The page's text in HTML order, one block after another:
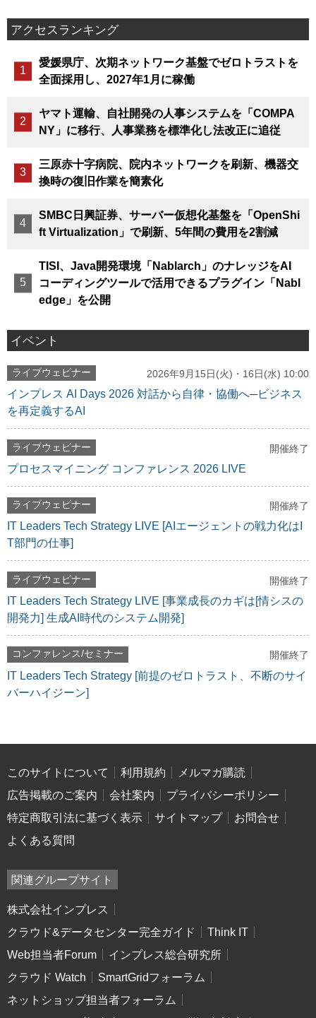
アクセスランキング
愛媛県庁、次期ネットワーク基盤でゼロトラストを
全面採用し、2027年1月に稼働
ヤマト運輸、自社開発の人事システムを「COMPA
NY」に移行、人事業務を標準化し法改正に追従
三原赤十字病院、院内ネットワークを刷新、機器交
換時の復旧作業を簡素化
SMBC日興証券、サーバー仮想化基盤を「OpenShi
ft Virtualization」で刷新、5年間の費用を2割減
TISI、Java開発環境「Nablarch」のナレッジをAI
コーディングツールで活用できるプラグイン「Nabl
edge」を公開
イベント
ライブウェビナー 2026年9月15日(火)・16日(水) 10:00
インプレス AI Days 2026 対話から自律・協働へ─ビジネス
を再定義するAI
ライブウェビナー 開催終了
プロセスマイニング コンファレンス 2026 LIVE
ライブウェビナー 開催終了
IT Leaders Tech Strategy LIVE [AIエージェントの戦力化はI
T部門の仕事]
ライブウェビナー 開催終了
IT Leaders Tech Strategy LIVE [事業成長のカギは[情シスの
開発力] 生成AI時代のシステム開発]
コンファレンス/セミナー 開催終了
IT Leaders Tech Strategy [前提のゼロトラスト、不断のサイ
バーハイジーン]
このサイトについて 利用規約
メルマガ購読
広告掲載のご案内
会社案内
プライバシーポリシー
特定商取引法に基づく表示
サイトマップ
お問合せ
よくある質問
関連グループサイト
株式会社インプレス
クラウド&データセンター完全ガイド
Think IT
Web担当者Forum
インプレス総合研究所
クラウド Watch
SmartGridフォーラム
ネットショップ担当者フォーラム